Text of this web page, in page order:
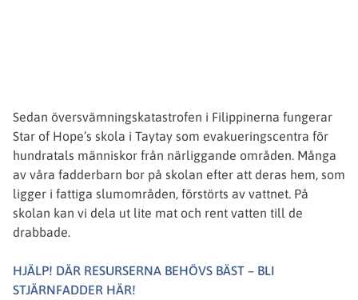
Sedan översvämningskatastrofen i Filippinerna fungerar
Star of Hope’s skola i Taytay som evakueringscentra för
hundratals människor från närliggande områden. Många
av våra fadderbarn bor på skolan efter att deras hem, som
ligger i fattiga slumområden, förstörts av vattnet. På
skolan kan vi dela ut lite mat och rent vatten till de
drabbade.
HJÄLP! DÄR RESURSERNA BEHÖVS BÄST – BLI
STJÄRNFADDER HÄR!